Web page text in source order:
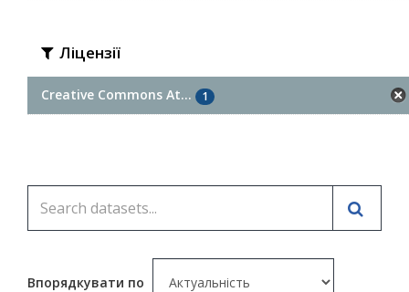
Ліцензії
Creative Commons At... 1
Впорядкувати по